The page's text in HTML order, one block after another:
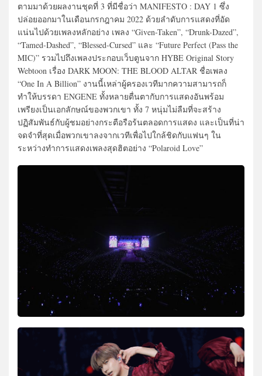
ตามมาด้วยผลงานชุดที่ 3 ที่มีชื่อว่า MANIFESTO : DAY 1 ซึ่ง
ปล่อยออกมาในเดือนกรกฎาคม 2022 ด้วยลำดับการแสดงที่อัด
แน่นไปด้วยเพลงหลักอย่าง เพลง “Given-Taken”, “Drunk-Dazed”,
“Tamed-Dashed”, “Blessed-Cursed” และ “Future Perfect (Pass the
MIC)” รวมไปถึงเพลงประกอบเว็บตูนจาก HYBE Original Story
Webtoon เรื่อง DARK MOON: THE BLOOD ALTAR ชื่อเพลง
“One In A Billion” งานนี้เหล่าผู้ครองเวทีมากความสามารถก็
ทำให้บรรดา ENGENE ทั้งหลายตื่นตากับการแสดงอันพร้อม
เพรียงเป็นเอกลักษณ์ของพวกเขา ทั้ง 7 หนุ่มไม่ลืมที่จะสร้าง
ปฏิสัมพันธ์กับผู้ชมอย่างกระตือรือร้นตลอดการแสดง และเป็นที่น่า
จดจำที่สุดเมื่อพวกเขาลงจากเวทีเพื่อไปใกล้ชิดกับแฟนๆ ใน
ระหว่างทำการแสดงเพลงสุดฮิตอย่าง “Polaroid Love”